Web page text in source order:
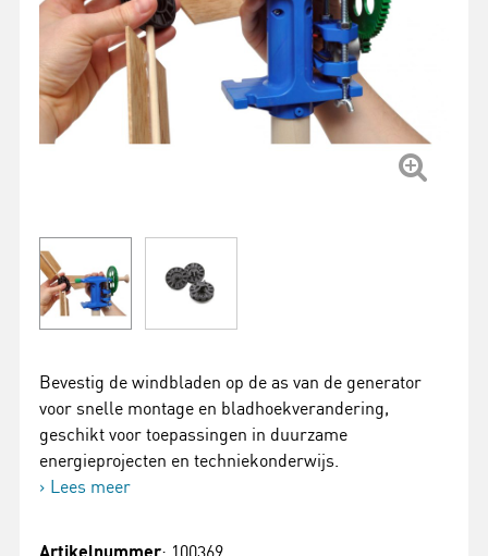
Bevestig de windbladen op de as van de generator
voor snelle montage en bladhoekverandering,
geschikt voor toepassingen in duurzame
energieprojecten en techniekonderwijs.
Lees meer
Artikelnummer: 100369